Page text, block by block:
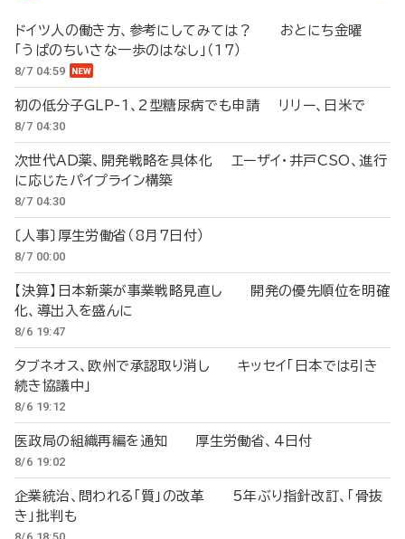
ドイツ人の働き方、参考にしてみては？ おとにち金曜
「うぱのちいさな一歩のはなし」（17）
8/7 04:59
初の低分子GLP-1、2型糖尿病でも申請 リリー、日米で
8/7 04:30
次世代AD薬、開発戦略を具体化 エーザイ・井戸CSO、進行
に応じたパイプライン構築
8/7 04:30
〔人事〕厚生労働省（8月7日付）
8/7 00:00
【決算】日本新薬が事業戦略見直し 開発の優先順位を明確
化、導出入を盛んに
8/6 19:47
タブネオス、欧州で承認取り消し キッセイ「日本では引き
続き協議中」
8/6 19:12
医政局の組織再編を通知 厚生労働省、4日付
8/6 19:02
企業統治、問われる「質」の改革 5年ぶり指針改訂、「骨抜
き」批判も